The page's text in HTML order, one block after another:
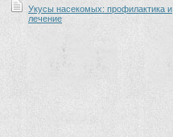
Укусы насекомых: профилактика и
лечение